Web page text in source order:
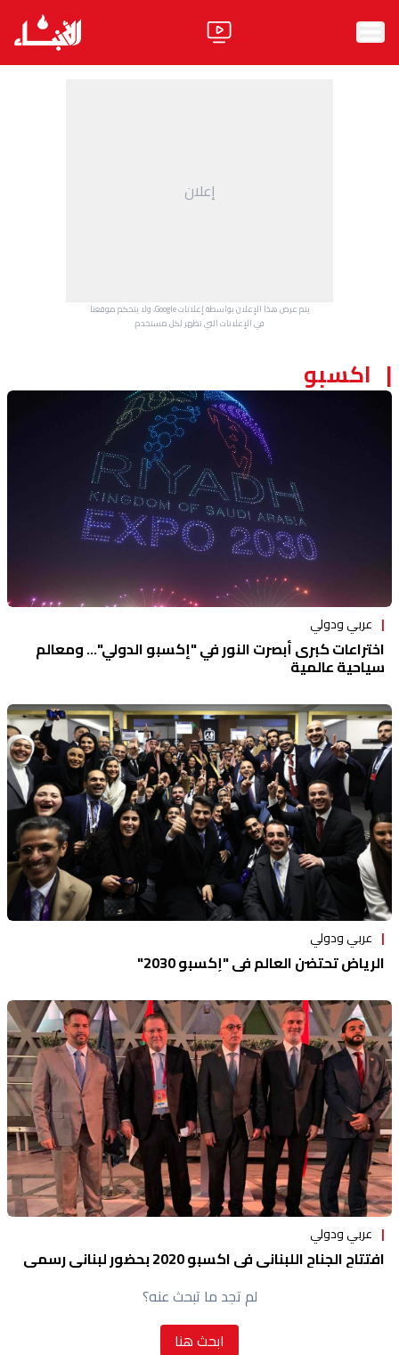
ثقافة ومجتمع
إعلان
يتم عرض هذا الإعلان بواسطة إعلانات Google، ولا يتحكم موقعنا
في الإعلانات التي تظهر لكل مستخدم.
اكسبو
عربي ودولي
اختراعات كبرى أبصرت النور في "إكسبو الدولي"... ومعالم
سياحية عالمية
عربي ودولي
الرياض تحتضن العالم في "إكسبو 2030"
عربي ودولي
افتتاح الجناح اللبناني في اكسبو 2020 بحضور لبناني رسمي
لم تجد ما تبحث عنه؟
ابحث هنا